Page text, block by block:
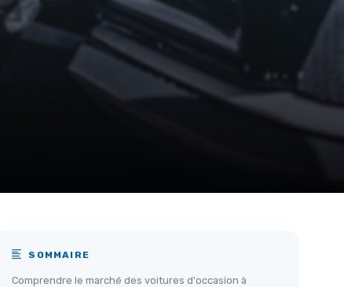
SOMMAIRE
Comprendre le marché des voitures d'occasion à